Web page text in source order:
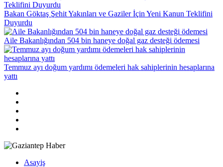
Bakan Göktaş Şehit Yakınları ve Gaziler İçin Yeni Kanun Teklifini
Duyurdu
Aile Bakanlığından 504 bin haneye doğal gaz desteği ödemesi
Temmuz ayı doğum yardımı ödemeleri hak sahiplerinin hesaplarına
yattı
Asayiş